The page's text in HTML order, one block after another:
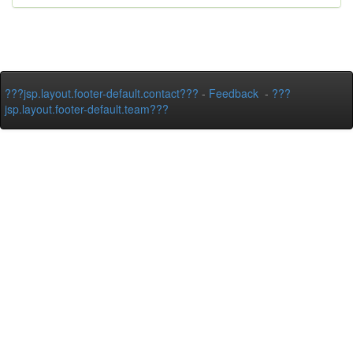
???jsp.layout.footer-default.contact??? - Feedback - ???
jsp.layout.footer-default.team???